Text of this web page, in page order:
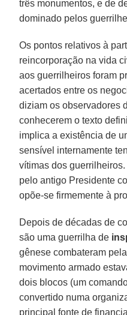
três monumentos, e de
dominado pelos
Os pontos relativos à
reincorporação na vida
aos guerrilheiros foram
acertados entre os
diziam os observadores
conhecerem o texto
implica a existência de
sensível internamente
vítimas dos
pelo antigo Presidente
opõe-se firmemente à
Depois de décadas de
são uma guerrilha de
gênese combateram pela
movimento armado
dois blocos (um
convertido numa
principal fonte de